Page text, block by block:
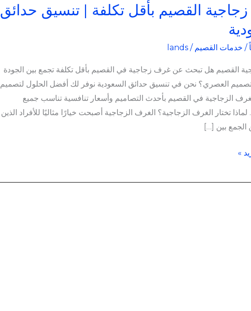
القصيم بأقل تكلفة | تنسيق حدائق
/ خدمات القصيم /
lands
القصيم هل تبحث عن غرف زجاجية في القصيم بأقل تكلفة تجمع بين الجودة
العصري؟ نحن في تنسيق حدائق السعودية نوفر لك أفضل الحلول لتصميم
الزجاجية في القصيم بأحدث التصاميم وأسعار تنافسية تناسب جميع
لماذا تختار الغرف الزجاجية؟ الغرف الزجاجية أصبحت خيارًا مثاليًا للأفراد الذين
الجمع بين […]
»